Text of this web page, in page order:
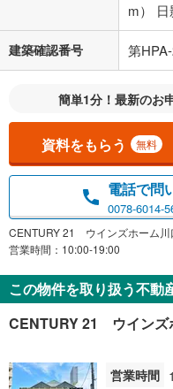
m） 日
建築確認番号 第
簡単1分！最新のお
資料をもらう 無料
電話で問
0078-6014-
CENTURY 21 ウインズホーム川
営業時間：10:00-19:00
この物件を取り扱う不動
CENTURY 21 ウインズ
営業時間